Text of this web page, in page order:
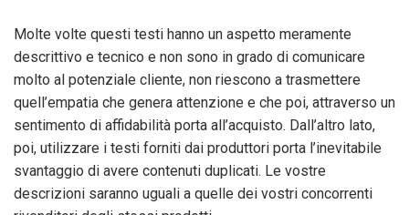
Molte volte questi testi hanno un aspetto meramente
descrittivo e tecnico e non sono in grado di comunicare
molto al potenziale cliente, non riescono a trasmettere
quell’empatia che genera attenzione e che poi, attraverso un
sentimento di affidabilità porta all’acquisto. Dall’altro lato,
poi, utilizzare i testi forniti dai produttori porta l’inevitabile
svantaggio di avere contenuti duplicati. Le vostre
descrizioni saranno uguali a quelle dei vostri concorrenti